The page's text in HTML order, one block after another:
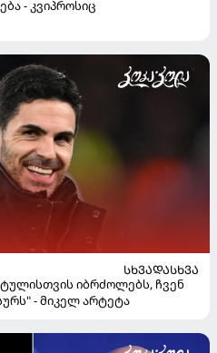
- კვიპროსიც
ᲡᲮᲕᲐᲓᲐᲡᲮᲕᲐ
იბრძოლებს, ჩვენ
- მიკელ არტეტა